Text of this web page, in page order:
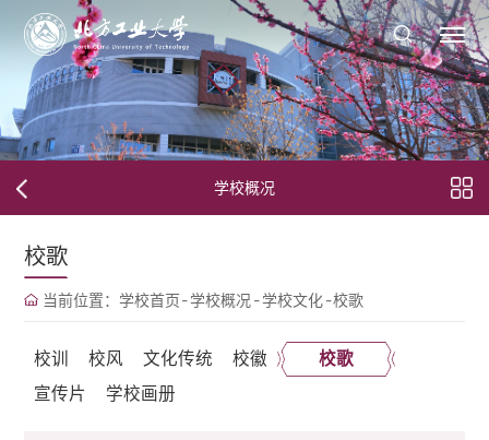
学校概况
校歌
当前位置： 学校首页-学校概况 -学校文化-校歌
校训 校风 文化传统 校徽
校歌
宣传片
学校画册